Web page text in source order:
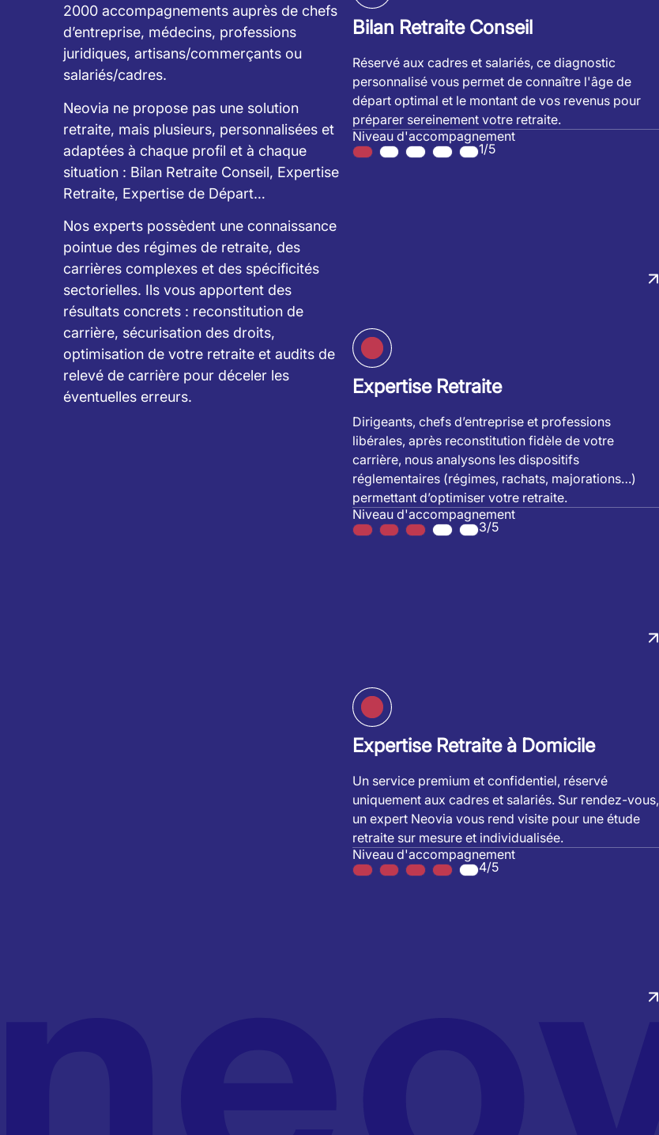
2000 accompagnements auprès de chefs
d’entreprise, médecins, professions
juridiques, artisans/commerçants ou
salariés/cadres.
Neovia ne propose pas une solution
retraite, mais plusieurs, personnalisées et
adaptées à chaque profil et à chaque
situation : Bilan Retraite Conseil, Expertise
Retraite, Expertise de Départ…
Nos experts possèdent une connaissance
pointue des régimes de retraite, des
carrières complexes et des spécificités
sectorielles. Ils vous apportent des
résultats concrets : reconstitution de
carrière, sécurisation des droits,
optimisation de votre retraite et audits de
relevé de carrière pour déceler les
éventuelles erreurs.
Bilan Retraite Conseil
Réservé aux cadres et salariés, ce diagnostic
personnalisé vous permet de connaître l'âge de
départ optimal et le montant de vos revenus pour
préparer sereinement votre retraite.
Niveau d'accompagnement
1/5
Expertise Retraite
Dirigeants, chefs d’entreprise et professions
libérales, après reconstitution fidèle de votre
carrière, nous analysons les dispositifs
réglementaires (régimes, rachats, majorations…)
permettant d’optimiser votre retraite.
Niveau d'accompagnement
3/5
Expertise Retraite à Domicile
Un service premium et confidentiel, réservé
uniquement aux cadres et salariés. Sur rendez-vous,
un expert Neovia vous rend visite pour une étude
retraite sur mesure et individualisée.
Niveau d'accompagnement
4/5